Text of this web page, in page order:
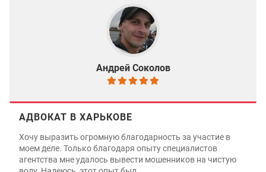
Андрей Соколов
АДВОКАТ В ХАРЬКОВЕ
Хочу выразить огромную благодарность за участие в
моем деле. Только благодаря опыту специалистов
агентства мне удалось вывести мошенников на чистую